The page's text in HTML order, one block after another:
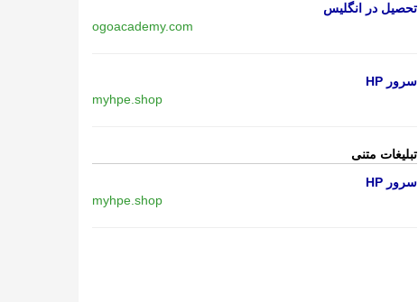
تحصیل در انگلیس
ogoacademy.com
سرور HP
myhpe.shop
تبلیغات متنی
سرور HP
myhpe.shop